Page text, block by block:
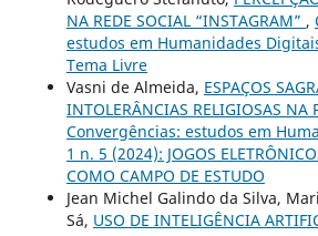
NA REDE SOCIAL “INSTAGRAM” ,
estudos em Humanidades
Tema Livre
Vasni de Almeida, ESPAÇOS
INTOLERÂNCIAS RELIGIOSAS NA
Convergências: estudos em
1 n. 5 (2024): JOGOS
COMO CAMPO DE ESTUDO
Jean Michel Galindo da Silva,
Sá, USO DE INTELIGÊNCIA